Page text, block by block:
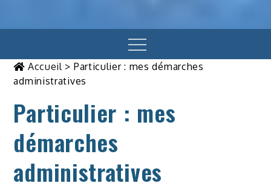
Menu
Accueil> Particulier : mes démarches
administratives
Particulier : mes
démarches
administratives